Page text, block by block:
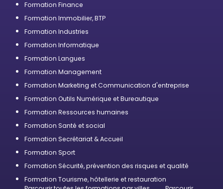
Formation Finance
Formation Immobilier, BTP
Formation Industries
Formation Informatique
Formation Langues
Formation Management
Formation Marketing et Communication d'entreprise
Formation Outils Numérique et Bureautique
Formation Ressources humaines
Formation Santé et social
Formation Secrétariat & Accueil
Formation Sport
Formation Sécurité, prévention des risques et qualité
Formation Tourisme, hôtellerie et restauration